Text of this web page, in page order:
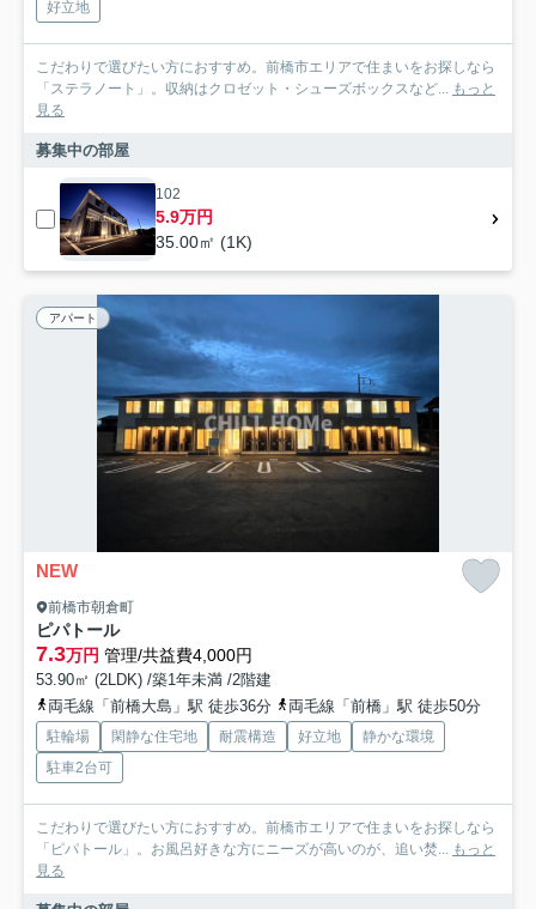
好立地
こだわりで選びたい方におすすめ。前橋市エリアで住まいをお探しなら
「ステラノート」。収納はクロゼット・シューズボックスなど... もっと
見る
募集中の部屋
102
5.9万円
35.00㎡ (1K)
アパート
NEW
前橋市朝倉町
ピパトール
7.3万円 管理/共益費4,000円
53.90㎡ (2LDK) /築1年未満 /2階建
両毛線「前橋大島」駅 徒歩36分
両毛線「前橋」駅 徒歩50分
駐輪場 閑静な住宅地 耐震構造 好立地
静かな環境
駐車2台可
こだわりで選びたい方におすすめ。前橋市エリアで住まいをお探しなら
「ピパトール」。お風呂好きな方にニーズが高いのが、追い焚... もっと
見る